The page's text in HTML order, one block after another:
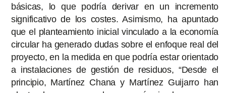
básicas, lo que podría derivar en un incremento
significativo de los costes. Asimismo, ha apuntado
que el planteamiento inicial vinculado a la economía
circular ha generado dudas sobre el enfoque real del
proyecto, en la medida en que podría estar orientado
a instalaciones de gestión de residuos, “Desde el
principio, Martínez Chana y Martínez Guijarro han